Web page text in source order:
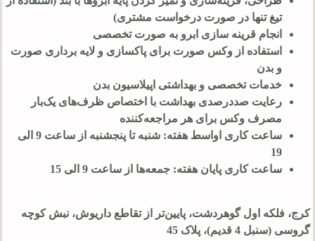
تیغ تنها در صورت درخواست مشتری)
انجام قرینه سازی ابرو به صورت تخصصی
استفاده از وکس صورت برای پاکسازی و لایه برداری صورت
و بدن
خدمات تخصصی و بهداشتی اپیلاسیون بدن
رعایت صددرصدی بهداشت با اختصاص ظرف‌های یک‌بار
مصرف وکس برای هر مراجعه‌کننده
ساعت کاری اواسط هفته: شنبه تا پنجشنبه از ساعت 9 الی
19
ساعت کاری پایان هفته: جمعه‌ها از ساعت 9 الی 15
کرج، فلکه اول گوهردشت، پایین‌تر از تقاطع داریوش، نبش کوچه
گروسی (سنبل 4 قدیم)، پلاک 45